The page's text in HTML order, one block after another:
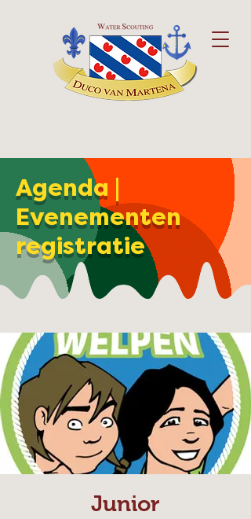
Agenda |
Evenementen
registratie
Junior